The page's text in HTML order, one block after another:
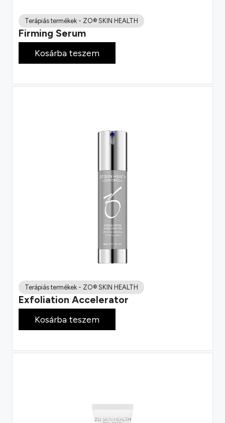
Terápiás termékek - ZO® SKIN HEALTH
Firming Serum
Kosárba teszem
Terápiás termékek - ZO® SKIN HEALTH
Exfoliation Accelerator
Kosárba teszem